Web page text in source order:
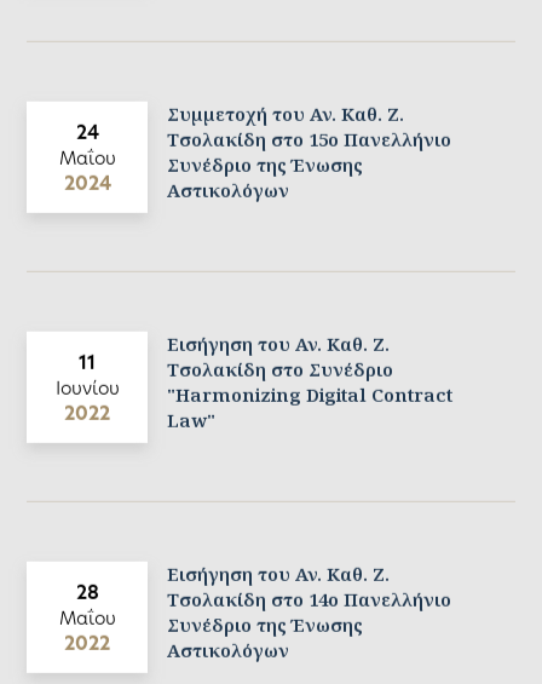
24
Μαΐου
2024
Συμμετοχή του Αν. Καθ. Ζ.
Τσολακίδη στο 15ο Πανελλήνιο
Συνέδριο της Ένωσης
Αστικολόγων
11
Ιουνίου
2022
Εισήγηση του Αν. Καθ. Ζ.
Τσολακίδη στο Συνέδριο
"Harmonizing Digital Contract
Law"
28
Μαΐου
2022
Εισήγηση του Αν. Καθ. Ζ.
Τσολακίδη στο 14ο Πανελλήνιο
Συνέδριο της Ένωσης
Αστικολόγων